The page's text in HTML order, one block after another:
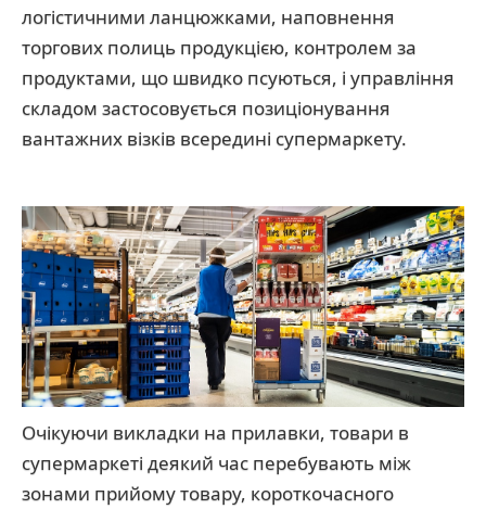
логістичними ланцюжками, наповнення
торгових полиць продукцією, контролем за
продуктами, що швидко псуються, і управління
складом застосовується позиціонування
вантажних візків всередині супермаркету.
Очікуючи викладки на прилавки, товари в
супермаркеті деякий час перебувають між
зонами прийому товару, короткочасного